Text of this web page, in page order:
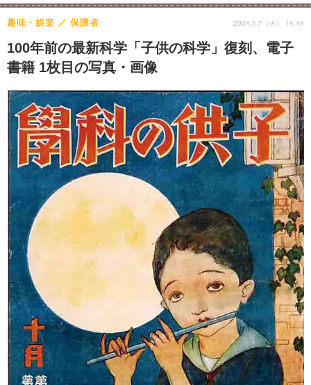
100年前の最新科学「子供の科学」復刻、電子
書籍 1枚目の写真・画像
趣味・娯楽 保護者 2024.5.7（火） 14:45